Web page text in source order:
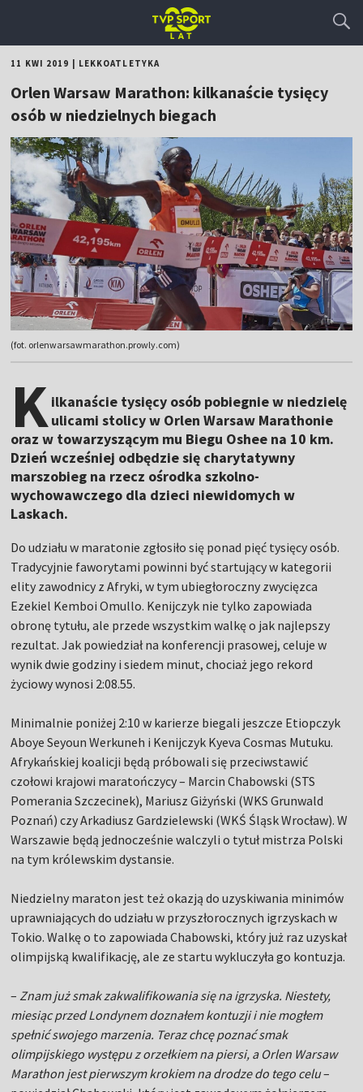
11 KWI 2019 LEKKOATLETYKA
Orlen Warsaw Marathon: kilkanaście tysięcy
osób w niedzielnych biegach
(fot. orlenwarsawmarathon.prowly.com)
Kilkanaście tysięcy osób pobiegnie w niedzielę
ulicami stolicy w Orlen Warsaw Marathonie
oraz w towarzyszącym mu Biegu Oshee na 10 km.
Dzień wcześniej odbędzie się charytatywny
marszobieg na rzecz ośrodka szkolno-
wychowawczego dla dzieci niewidomych w
Laskach.
Do udziału w maratonie zgłosiło się ponad pięć tysięcy osób.
Tradycyjnie faworytami powinni być startujący w kategorii
elity zawodnicy z Afryki, w tym ubiegłoroczny zwycięzca
Ezekiel Kemboi Omullo. Kenijczyk nie tylko zapowiada
obronę tytułu, ale przede wszystkim walkę o jak najlepszy
rezultat. Jak powiedział na konferencji prasowej, celuje w
wynik dwie godziny i siedem minut, chociaż jego rekord
życiowy wynosi 2:08.55.
Minimalnie poniżej 2:10 w karierze biegali jeszcze Etiopczyk
Aboye Seyoun Werkuneh i Kenijczyk Kyeva Cosmas Mutuku.
Afrykańskiej koalicji będą próbowali się przeciwstawić
czołowi krajowi maratończycy – Marcin Chabowski (STS
Pomerania Szczecinek), Mariusz Giżyński (WKS Grunwald
Poznań) czy Arkadiusz Gardzielewski (WKŚ Śląsk Wrocław). W
Warszawie będą jednocześnie walczyli o tytuł mistrza Polski
na tym królewskim dystansie.
Niedzielny maraton jest też okazją do uzyskiwania minimów
uprawniających do udziału w przyszłorocznych igrzyskach w
Tokio. Walkę o to zapowiada Chabowski, który już raz uzyskał
olimpijską kwalifikację, ale ze startu wykluczyła go kontuzja.
–Znam już smak zakwalifikowania się na igrzyska. Niestety,
miesiąc przed Londynem doznałem kontuzji i nie mogłem
spełnić swojego marzenia. Teraz chcę poznać smak
olimpijskiego występu z orzełkiem na piersi, a Orlen Warsaw
Marathon jest pierwszym krokiem na drodze do tego celu–